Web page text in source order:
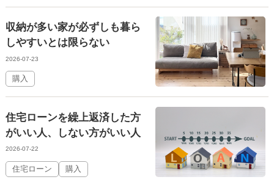
収納が多い家が必ずしも暮ら
しやすいとは限らない
2026-07-23
購入
住宅ローンを繰上返済した方
がいい人、しない方がいい人
2026-07-22
住宅ローン 購入